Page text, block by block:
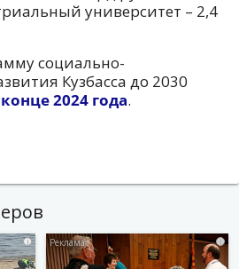
университет – 2,4
социально-
Кузбасса до 2030
2024 года.
i i